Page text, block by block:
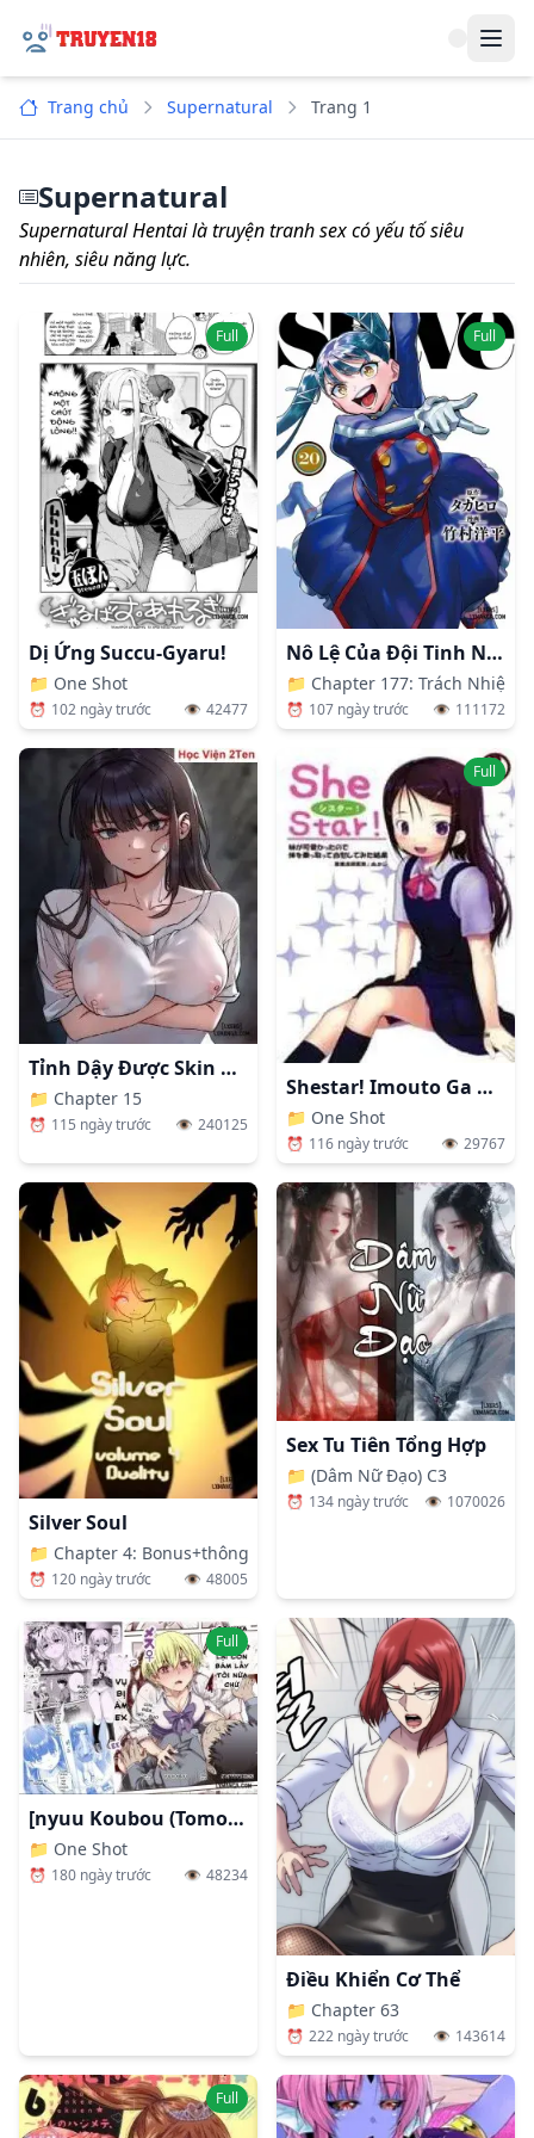
Trang chủ Supernatural Trang 1
Supernatural
Supernatural Hentai là truyện tranh sex có yếu tố siêu
nhiên, siêu năng lực.
Full
Dị Ứng Succu-Gyaru!
📁 One Shot
⏰ 102 ngày trước 👁️ 42477
Full
Nô Lệ Của Đội Tinh Nhuệ Ma Đô
📁 Chapter 177: Trách Nhiệm
⏰ 107 ngày trước 👁️ 111172
Tỉnh Dậy Được Skin Girl, Từ Newbie Thành Gái Dâm Huyền Thoại
📁 Chapter 15
⏰ 115 ngày trước 👁️ 240125
Full
Shestar! Imouto Ga Kawaikatta Node Karada O Notto Tte Jii Shitemita Kekka (Charlotte) [SheStar! Imouto Ga Kawaikatta Node Karada O Notto Tte Jii Shitemita Kekka]
📁 One Shot
⏰ 116 ngày trước 👁️ 29767
Silver Soul
📁 Chapter 4: Bonus+thông Báo
⏰ 120 ngày trước 👁️ 48005
Sex Tu Tiên Tổng Hợp
📁 (Dâm Nữ Đạo) C3
⏰ 134 ngày trước 👁️ 1070026
Full
[nyuu Koubou (Tomomimi Shimon)] Hyoui 2 Ie Ni Ita Bourei Ga Ore Ni Naitsuite Mesu Tsurete Kita Ken Ex
📁 One Shot
⏰ 180 ngày trước 👁️ 48234
Điều Khiển Cơ Thể
📁 Chapter 63
⏰ 222 ngày trước 👁️ 143614
Full